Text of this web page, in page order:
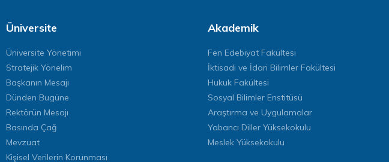
Üniversite
Üniversite Yönetimi
Stratejik Yönelim
Başkanın Mesajı
Dünden Bugüne
Rektörün Mesajı
Basında Çağ
Mevzuat
Kişisel Verilerin Korunması
Akademik
Fen Edebiyat Fakültesi
İktisadi ve İdari Bilimler Fakültesi
Hukuk Fakültesi
Sosyal Bilimler Enstitüsü
Araştırma ve Uygulamalar
Yabancı Diller Yüksekokulu
Meslek Yüksekokulu